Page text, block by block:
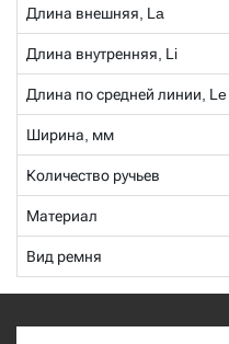
Длина внешняя, La
Длина внутренняя, Li
Длина по средней линии, Le
Ширина, мм
Количество ручьев
Материал
Вид ремня